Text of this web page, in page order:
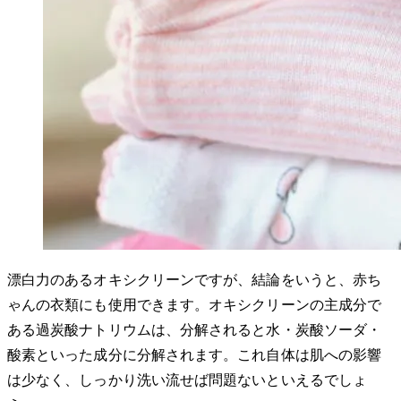
漂白力のあるオキシクリーンですが、結論をいうと、赤ち
ゃんの衣類にも使用できます。オキシクリーンの主成分で
ある過炭酸ナトリウムは、分解されると水・炭酸ソーダ・
酸素といった成分に分解されます。これ自体は肌への影響
は少なく、しっかり洗い流せば問題ないといえるでしょ